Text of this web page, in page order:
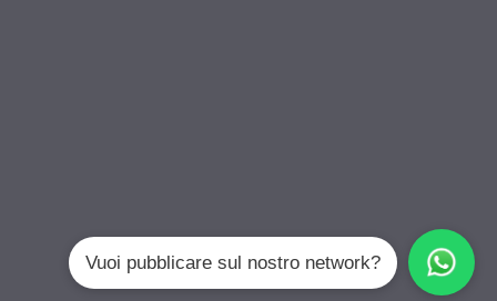
Vuoi pubblicare sul nostro network?